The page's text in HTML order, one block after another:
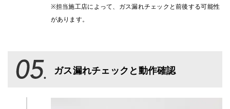
※担当施工店によって、ガス漏れチェックと前後する可能性
があります。
ガス漏れチェックと動作確認